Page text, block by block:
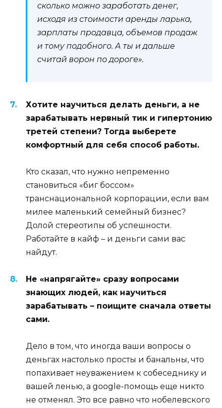
сколько можно заработать денег,
исходя из стоимости аренды ларька,
зарплаты продавца, объемов продаж
и тому подобного. А ты и дальше
считай ворон по дороге».
Хотите научиться делать деньги, а не
зарабатывать нервный тик и гипертонию
третей степени? Тогда выберете
комфортный для себя способ работы.
Кто сказал, что нужно непременно
становиться «биг боссом»
транснациональной корпорации, если вам
милее маленький семейный бизнес?
Долой стереотипы об успешности.
Работайте в кайф – и деньги сами вас
найдут.
Не «напрягайте» сразу вопросами
знающих людей, как научиться
зарабатывать – поищите сначала ответы
сами.
Дело в том, что иногда ваши вопросы о
деньгах настолько просты и банальны, что
попахивает неуважением к собеседнику и
вашей ленью, а google-помощь еще никто
не отменял. Это все равно что нобелевского